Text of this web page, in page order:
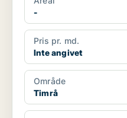
-
Pris pr. md.
Inte angivet
Område
Timrå